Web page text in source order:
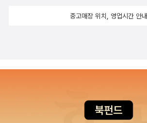
중고매장 위치, 영업시간 안내